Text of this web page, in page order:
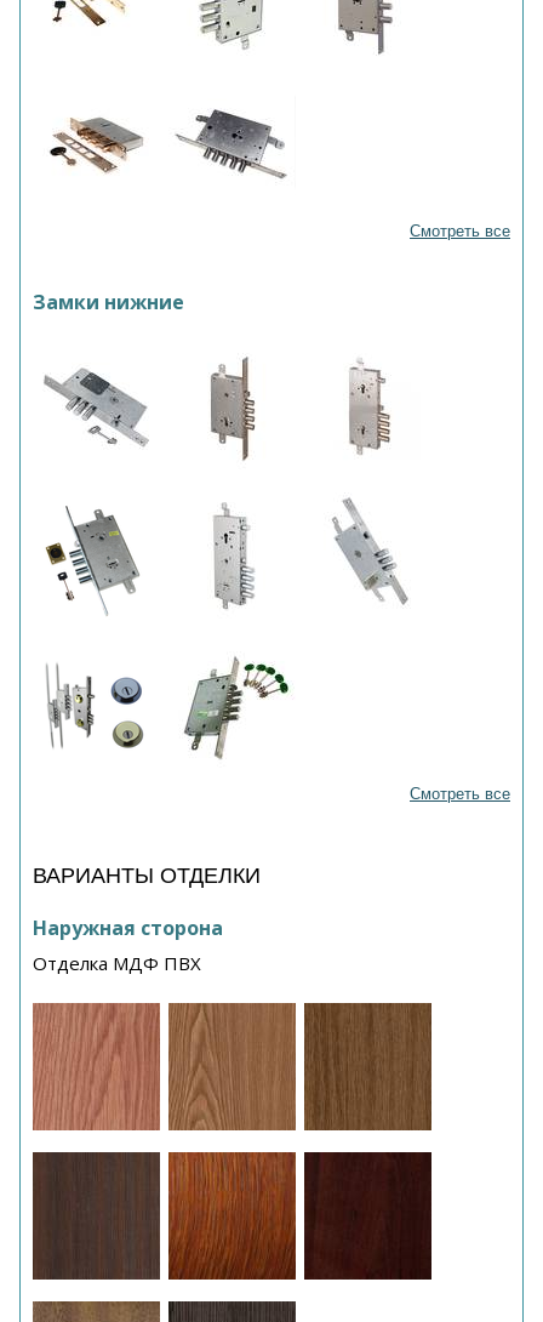
Смотреть все
Замки нижние
Смотреть все
ВАРИАНТЫ ОТДЕЛКИ
Наружная сторона
Отделка МДФ ПВХ